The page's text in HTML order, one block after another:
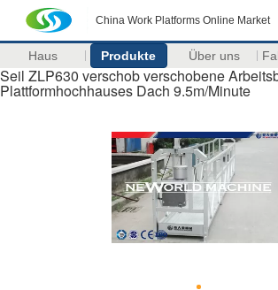
China Work Platforms Online Market
Haus Produkte Über uns
Seil ZLP630 verschob verschobene
Plattformhochhauses Dach 9.5m/Minute